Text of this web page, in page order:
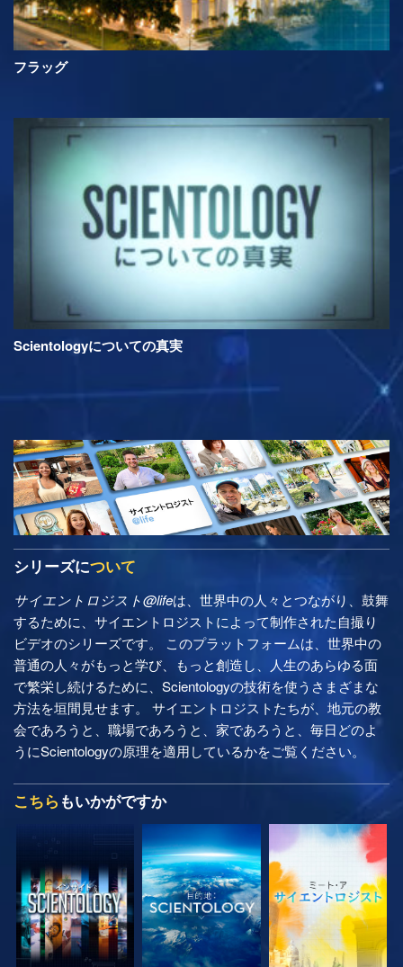
フラッグ
Scientologyについての真実
シリーズについて
サイエントロジスト@lifeは、世界中の人々とつながり、鼓舞
するために、サイエントロジストによって制作された自撮り
ビデオのシリーズです。 このプラットフォームは、世界中の
普通の人々がもっと学び、もっと創造し、人生のあらゆる面
で繁栄し続けるために、Scientologyの技術を使うさまざまな
方法を垣間見せます。 サイエントロジストたちが、地元の教
会であろうと、職場であろうと、家であろうと、毎日どのよ
うにScientologyの原理を適用しているかをご覧ください。
こちら もいかがですか